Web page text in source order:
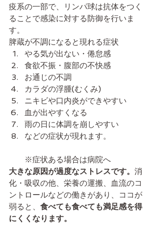
疫系の一部で、リンパ球は抗体をつく
ることで感染に対する防御を行いま
す。
脾蔵が不調になると現れる症状
やる気が出ない・倦怠感
食欲不振・腹部の不快感
お通じの不調
カラダの浮腫(むくみ)
ニキビや口内炎ができやすい
血が出やすくなる
雨の日に体調を崩しやすい
などの症状が現れます。
※症状ある場合は病院へ
大きな原因が過度なストレスです。 消
化・吸収の他、栄養の運搬、血流のコ
ントロールなどの働きがあり、ココが
弱ると、 食べても食べても満足感を得
にくくなります。